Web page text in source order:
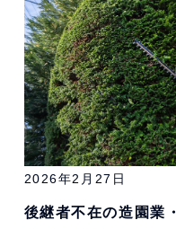
2026年2月27日
後継者不在の造園業